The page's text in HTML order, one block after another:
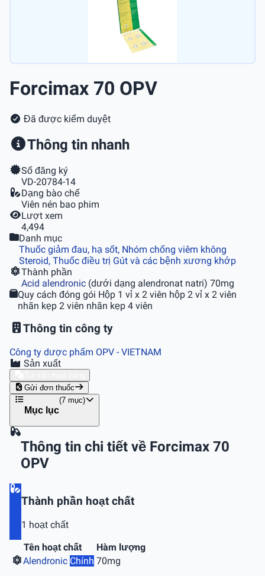
Forcimax 70 OPV
Đã được kiểm duyệt
Thông tin nhanh
Số đăng ký
VD-20784-14
Dạng bào chế
Viên nén bao phim
Lượt xem
4,494
Danh mục
Thuốc giảm đau, hạ sốt, Nhóm chống viêm không
Steroid, Thuốc điều trị Gút và các bệnh xương khớp
Thành phần
Acid alendronic (dưới dạng alendronat natri) 70mg
Quy cách đóng gói Hộp 1 vỉ x 2 viên hộp 2 vỉ x 2 viên
nhãn kẹp 2 viên nhãn kẹp 4 viên
Thông tin công ty
Công ty dược phẩm OPV - VIETNAM
Sản xuất
Gửi đơn thuốc
Mục lục
(7 mục)
Thông tin chi tiết về Forcimax 70
OPV
Thành phần hoạt chất
1 hoạt chất
Tên hoạt chất
Hàm lượng
Alendronic Chính 70mg